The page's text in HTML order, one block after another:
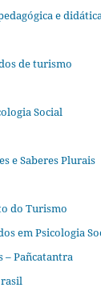
e
de turismo
Social
e Saberes Plurais
do Turismo
em Psicologia
– Pañcatantra